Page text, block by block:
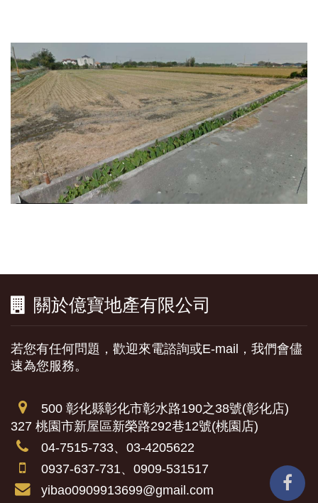
關於億寶地產有限公司
若您有任何問題，歡迎來電諮詢或E-mail，我們會儘
速為您服務。
500 彰化縣彰化市彰水路190之38號(彰化店)
327 桃園市新屋區新榮路292巷12號(桃園店)
04-7515-733、03-4205622
0937-637-731、0909-531517
yibao0909913699@gmail.com